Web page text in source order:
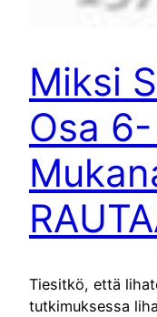
Miksi
Osa
Tiesitkö, että
tutkimuksessa